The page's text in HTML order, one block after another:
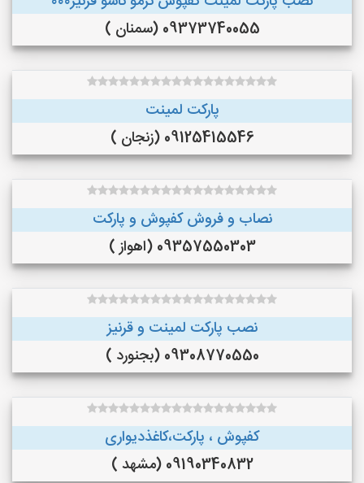
09373740055 (سمنان )
پارکت لمینت
09125415546 (زنجان )
نصاب و فروش کفپوش و پارکت
09357550303 (اهواز )
نصب پارکت لمینت و قرنیز
09308770550 (بجنورد )
کفپوش ، پارکت،کاغذدیواری
09190340832 (مشهد )